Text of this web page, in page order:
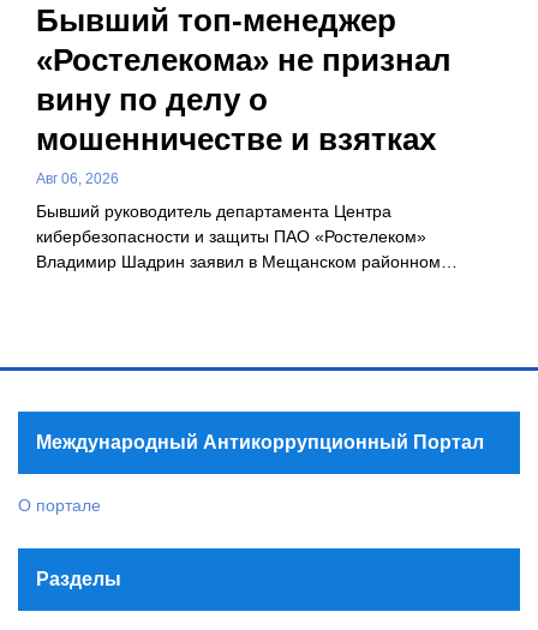
Бывший топ-менеджер
«Ростелекома» не признал
вину по делу о
мошенничестве и взятках
Авг 06, 2026
Бывший руководитель департамента Центра
кибербезопасности и защиты ПАО «Ростелеком»
Владимир Шадрин заявил в Мещанском районном…
Международный Антикоррупционный Портал
О портале
Разделы